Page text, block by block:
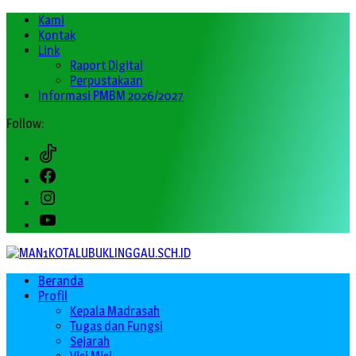
Kami
Kontak
Link
Raport Digital
Perpustakaan
Informasi PMBM 2026/2027
Follow:
Tiktok
Facebook
Instagram
Youtube
Beranda
Profil
Kepala Madrasah
Tugas dan Fungsi
Sejarah